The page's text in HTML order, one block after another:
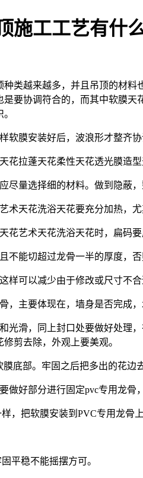
施工工艺有什
类越来越多，并且吊顶的材
要协调符合的，而其中软膜
软膜安装好后，波浪形才整齐协
拉蓬天花柔性天花透光膜造
量选择细的材料。做到隐蔽
术天花洗浴天花要充分加热，
艺术天花洗浴天花时，扁码
能切超过龙骨一半的厚度，否
可以减少由于修改或尺寸不合
主要体现在，墙身是否完成
光滑，同上封口处要做好处
剪去除，外观上要美观。
底部。牢固之后把多出的花边
好部分进行固定pvc专用龙骨
，把软膜安装到PVC专用龙骨
平稳不能摇摆方可。